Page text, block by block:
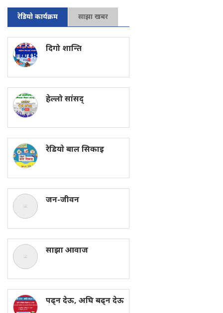
रेडियो कार्यक्रम साझा खबर
दिगो शान्ति
हेल्लो सांसद्
रेडियाे बाल सिकाइ
जन-जीवन
साझा आवाज
पढ्न देऊ, अघि बढ्न देऊ